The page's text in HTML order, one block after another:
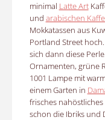
minimal Latte Art
und arabischen
Mokkatassen aus
Portland Street
sich dann diese
Ornamenten, grüne
1001 Lampe mit
einem Garten in
frisches
schon die Ibriks und